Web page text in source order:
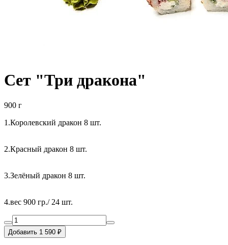
Сет "Три дракона"
900 г
1.Королевский дракон 8 шт.
2.Красный дракон 8 шт.
3.Зелёный дракон 8 шт.
4.вес 900 гр./ 24 шт.
Добавить 1 590 ₽